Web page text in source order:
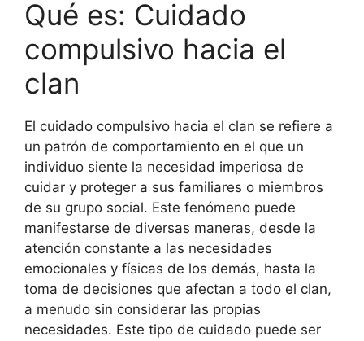
Qué es: Cuidado
compulsivo hacia el
clan
El cuidado compulsivo hacia el clan se refiere a
un patrón de comportamiento en el que un
individuo siente la necesidad imperiosa de
cuidar y proteger a sus familiares o miembros
de su grupo social. Este fenómeno puede
manifestarse de diversas maneras, desde la
atención constante a las necesidades
emocionales y físicas de los demás, hasta la
toma de decisiones que afectan a todo el clan,
a menudo sin considerar las propias
necesidades. Este tipo de cuidado puede ser